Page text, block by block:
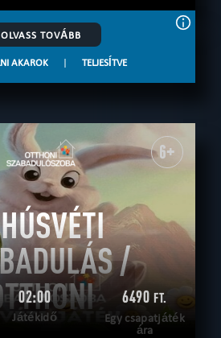
OLVASS TOVÁBB
AKAROK | TELJESÍTVE
6+
/
02:00
Játékidő
6490FT.
Egy csapatjáték
ára